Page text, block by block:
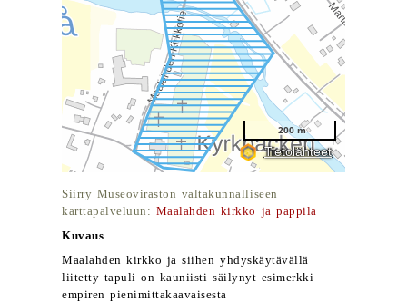
Siirry Museoviraston valtakunnalliseen
karttapalveluun: Maalahden kirkko ja pappila
Kuvaus
Maalahden kirkko ja siihen yhdyskäytävällä
liitetty tapuli on kauniisti säilynyt esimerkki
empiren pienimittakaavaisesta